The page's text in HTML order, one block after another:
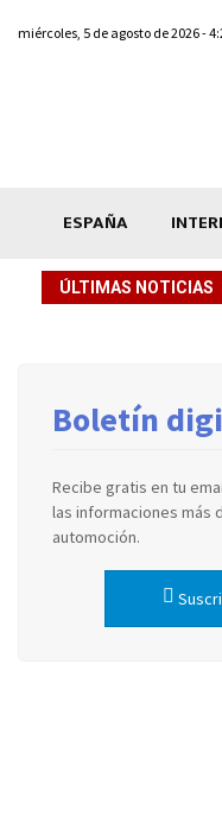
miércoles, 5 de agosto de 2026 -
ESPAÑA
ÚLTIMAS NOTICIAS
Boletín
Recibe gratis en tu
las informaciones más
automoción.